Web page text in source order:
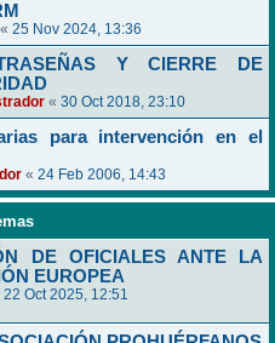
« 25 Nov 2024, 13:36
Y CIERRE DE
« 30 Oct 2018, 23:10
para intervención en el
« 24 Feb 2006, 14:43
DE OFICIALES ANTE LA
EUROPEA
22 Oct 2025, 12:51